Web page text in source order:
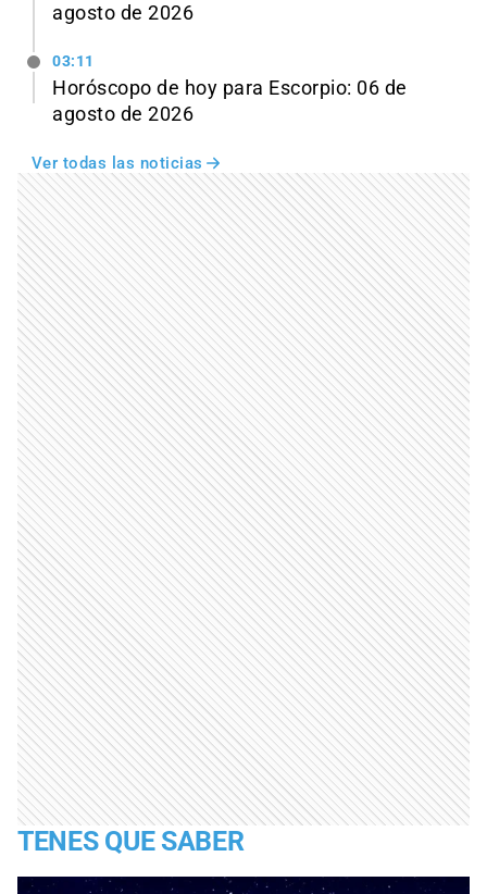
agosto de 2026
03:11
Horóscopo de hoy para Escorpio: 06 de
agosto de 2026
Ver todas las noticias
TENES QUE SABER